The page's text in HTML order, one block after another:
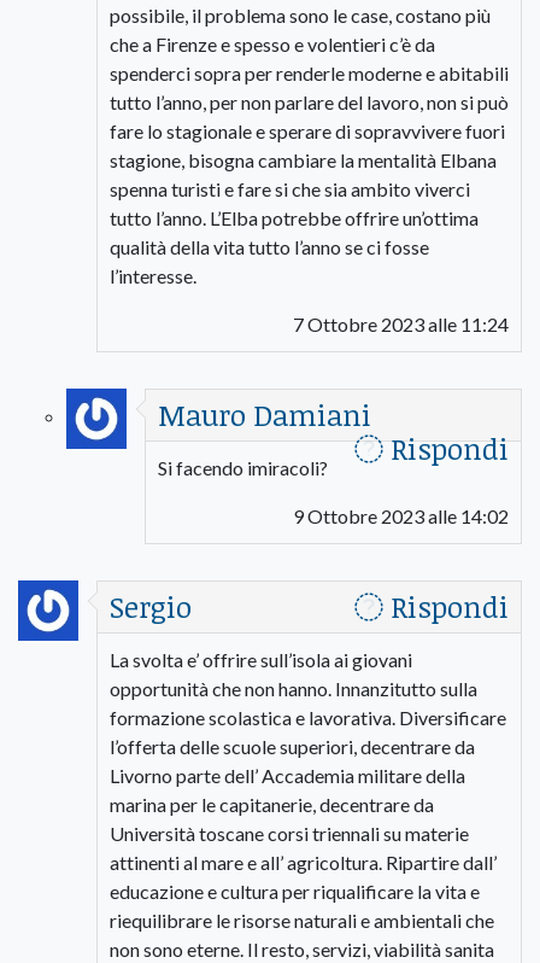
possibile, il problema sono le case, costano più
che a Firenze e spesso e volentieri c’è da
spenderci sopra per renderle moderne e abitabili
tutto l’anno, per non parlare del lavoro, non si può
fare lo stagionale e sperare di sopravvivere fuori
stagione, bisogna cambiare la mentalità Elbana
spenna turisti e fare si che sia ambito viverci
tutto l’anno. L’Elba potrebbe offrire un’ottima
qualità della vita tutto l’anno se ci fosse
l’interesse.
7 Ottobre 2023 alle 11:24
Mauro Damiani
Rispondi
Si facendo imiracoli?
9 Ottobre 2023 alle 14:02
Sergio Rispondi
La svolta e’ offrire sull’isola ai giovani
opportunità che non hanno. Innanzitutto sulla
formazione scolastica e lavorativa. Diversificare
l’offerta delle scuole superiori, decentrare da
Livorno parte dell’ Accademia militare della
marina per le capitanerie, decentrare da
Università toscane corsi triennali su materie
attinenti al mare e all’ agricoltura. Ripartire dall’
educazione e cultura per riqualificare la vita e
riequilibrare le risorse naturali e ambientali che
non sono eterne. Il resto, servizi, viabilità sanita